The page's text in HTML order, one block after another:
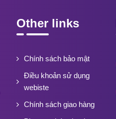
Other links
Chính sách bảo mật
Điều khoản sử dụng
webiste
Chính sách giao hàng